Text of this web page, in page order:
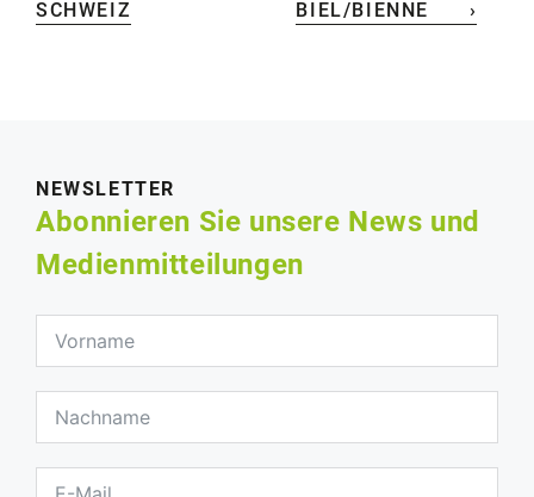
SCHWEIZ
BIEL/BIENNE ›
NEWSLETTER
Abonnieren Sie unsere News und
Medienmitteilungen